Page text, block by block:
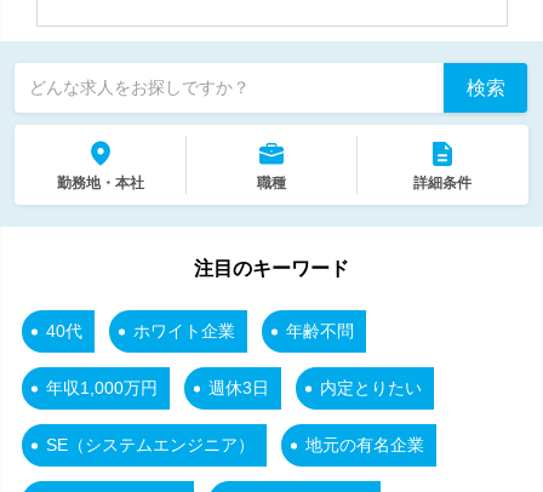
どんな求人をお探しですか？ 検索
勤務地・本社 職種 詳細条件
注目のキーワード
40代 ホワイト企業 年齢不問
年収1,000万円 週休3日 内定とりたい
SE（システムエンジニア） 地元の有名企業